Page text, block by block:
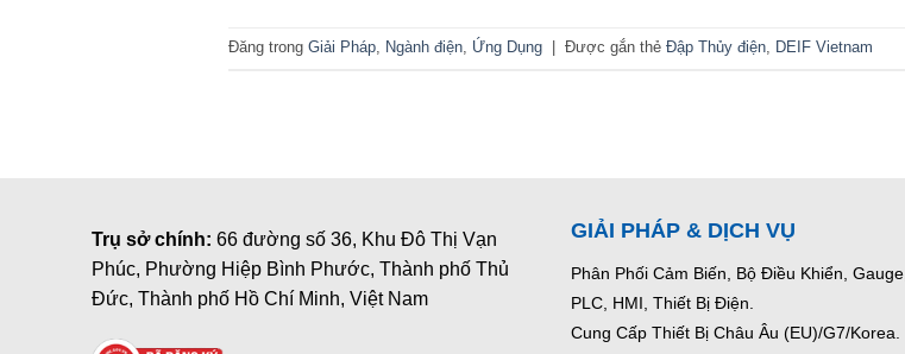
Đăng trong Giải Pháp, Ngành điện, Ứng Dụng Được gắn thẻ Đập Thủy điện, DEIF Vietnam
Trụ sở chính: 66 đường số 36, Khu Đô Thị Vạn
Phúc, Phường Hiệp Bình Phước, Thành phố Thủ
Đức, Thành phố Hồ Chí Minh, Việt Nam
GIẢI PHÁP & DỊCH VỤ
Phân Phối Cảm Biến, Bộ Điều Khiển, Gauge,
PLC, HMI, Thiết Bị Điện.
Cung Cấp Thiết Bị Châu Âu (EU)/G7/Korea.